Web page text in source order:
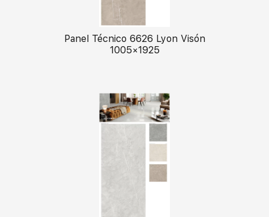
Panel Técnico 6626 Lyon Visón
1005×1925